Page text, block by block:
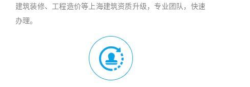
建筑装修、工程造价等上海建筑资质升级，专业团队，快速
办理。